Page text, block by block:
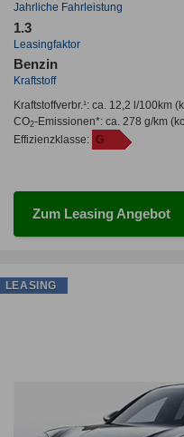
Jahrliche Fahrleistung
1.3
Leasingfaktor
Benzin
Kraftstoff
Kraftstoffverbr.¹: ca. 12,2 l/100km
CO2-Emissionen*: ca. 278 g/km
Effizienzklasse: G
Zum Leasing Angebot
LEASING